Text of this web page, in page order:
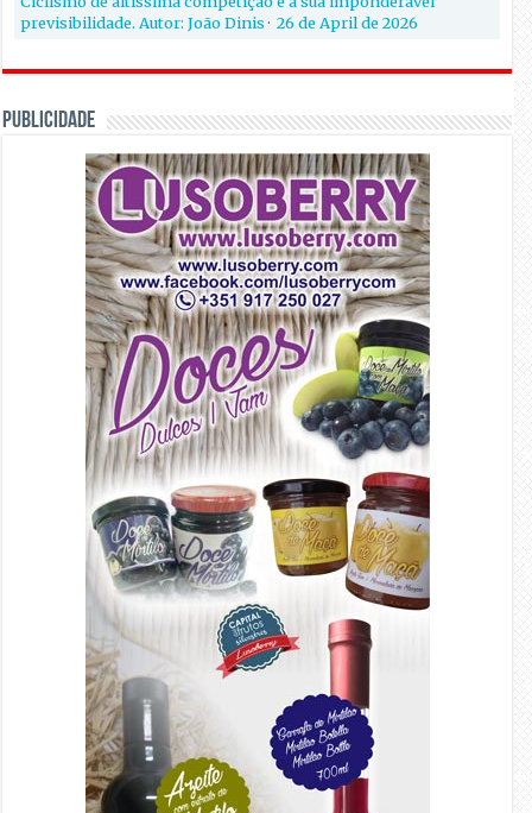
previsibilidade. Autor: João Dinis·26 de April de 2026
PUBLICIDADE